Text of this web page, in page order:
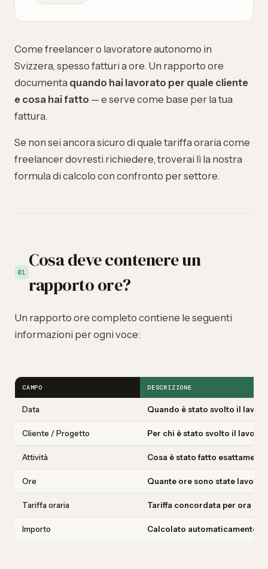
Come freelancer o lavoratore autonomo in
Svizzera, spesso fatturi a ore. Un rapporto ore
documenta quando hai lavorato per quale cliente
e cosa hai fatto — e serve come base per la tua
fattura.
Se non sei ancora sicuro di quale tariffa oraria come
freelancerdovresti richiedere, troverai lì la nostra
formula di calcolo con confronto per settore.
01
Cosa deve contenere un
rapporto ore?
Un rapporto ore completo contiene le seguenti
informazioni per ogni voce:
CAMPO DESCRIZIONE
Data Quando è stato svolto il
Cliente / Progetto Per chi è stato svolto il lavoro?
Attività Cosa è stato fatto
Ore Quante ore sono state
Tariffa oraria Tariffa concordata per ora
Importo Calcolato automaticamente: